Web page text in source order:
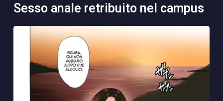
sesso anale retribuito nel campus